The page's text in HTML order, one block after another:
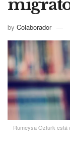
by Colaborador
Rumeysa Ozturk está